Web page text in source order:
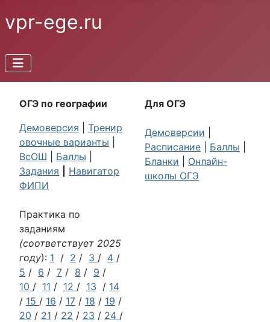
vpr-ege.ru
ОГЭ по географии
Демоверсия
Тренир
овочные варианты
ВсОШ
Баллы
Задания
Навигатор
ФИПИ
Практика по
заданиям
(соответствует 2025
году): 1 / 2 / 3 / 4 /
5 / 6 / 7 / 8 / 9 /
10 / 11 / 12 / 13 / 14
/ 15 / 16 / 17 / 18 / 19 /
20 / 21 / 22 / 23 / 24 /
Для ОГЭ
Демоверсии
Расписание
Баллы
Бланки
Онлайн-
школы ОГЭ